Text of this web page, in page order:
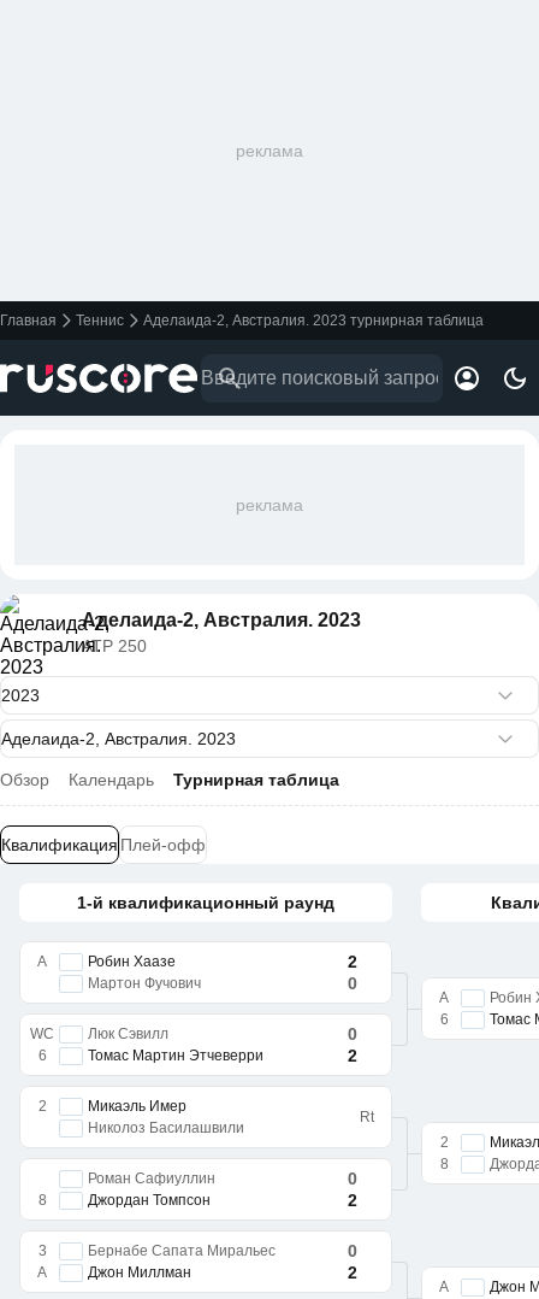
реклама
Главная Теннис Аделаида-2, Австралия. 2023 турнирная таблица
реклама
Аделаида-2, Австралия. 2023
ATP 250
Обзор Календарь Турнирная таблица
Квалификация Плей-офф
1-й квалификационный раунд
A Робин Хаазе 2
Мартон Фучович 0
WC Люк Сэвилл 0
6 Томас Мартин Этчеверри 2
2
Микаэль Имер
Николоз Басилашвили
Rt
Роман Сафиуллин 0
8 Джордан Томпсон 2
3 Бернабе Сапата Миральес 0
A Джон Миллман 2
A
Робин
6
Томас
2
8
A
Джон